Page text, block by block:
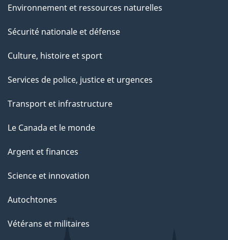
Environnement et ressources naturelles
Sécurité nationale et défense
Culture, histoire et sport
Services de police, justice et urgences
Transport et infrastructure
Le Canada et le monde
Argent et finances
Science et innovation
Autochtones
Vétérans et militaires